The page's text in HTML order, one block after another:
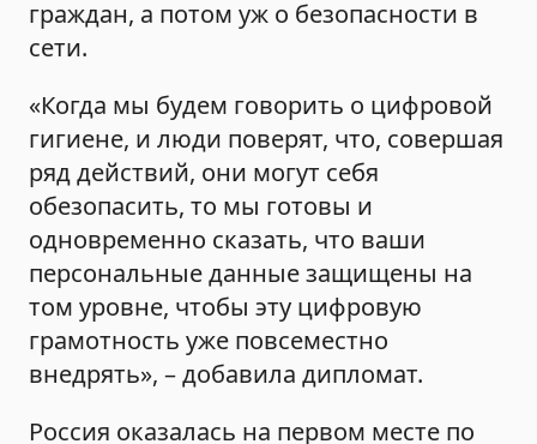
граждан, а потом уж о безопасности в
сети.
«Когда мы будем говорить о цифровой
гигиене, и люди поверят, что, совершая
ряд действий, они могут себя
обезопасить, то мы готовы и
одновременно сказать, что ваши
персональные данные защищены на
том уровне, чтобы эту цифровую
грамотность уже повсеместно
внедрять», – добавила дипломат.
Россия оказалась на первом месте по